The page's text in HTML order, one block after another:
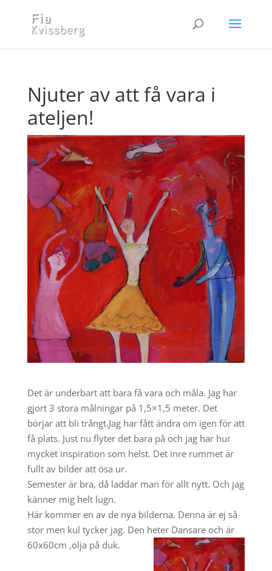
Njuter av att få vara i
ateljen!
Det är underbart att bara få vara och måla. Jag har
gjort 3 stora målningar på 1,5×1,5 meter. Det
börjar att bli trångt.Jag har fått ändra om igen för att
få plats. Just nu flyter det bara på och jag har hur
mycket inspiration som helst. Det inre rummet är
fullt av bilder att ösa ur.
Semester är bra, då laddar man för allt nytt. Och jag
känner mig helt lugn.
Här kommer en av de nya bilderna. Denna är ej så
stor men kul tycker jag. Den heter Dansare och är
60x60cm ,olja på duk.